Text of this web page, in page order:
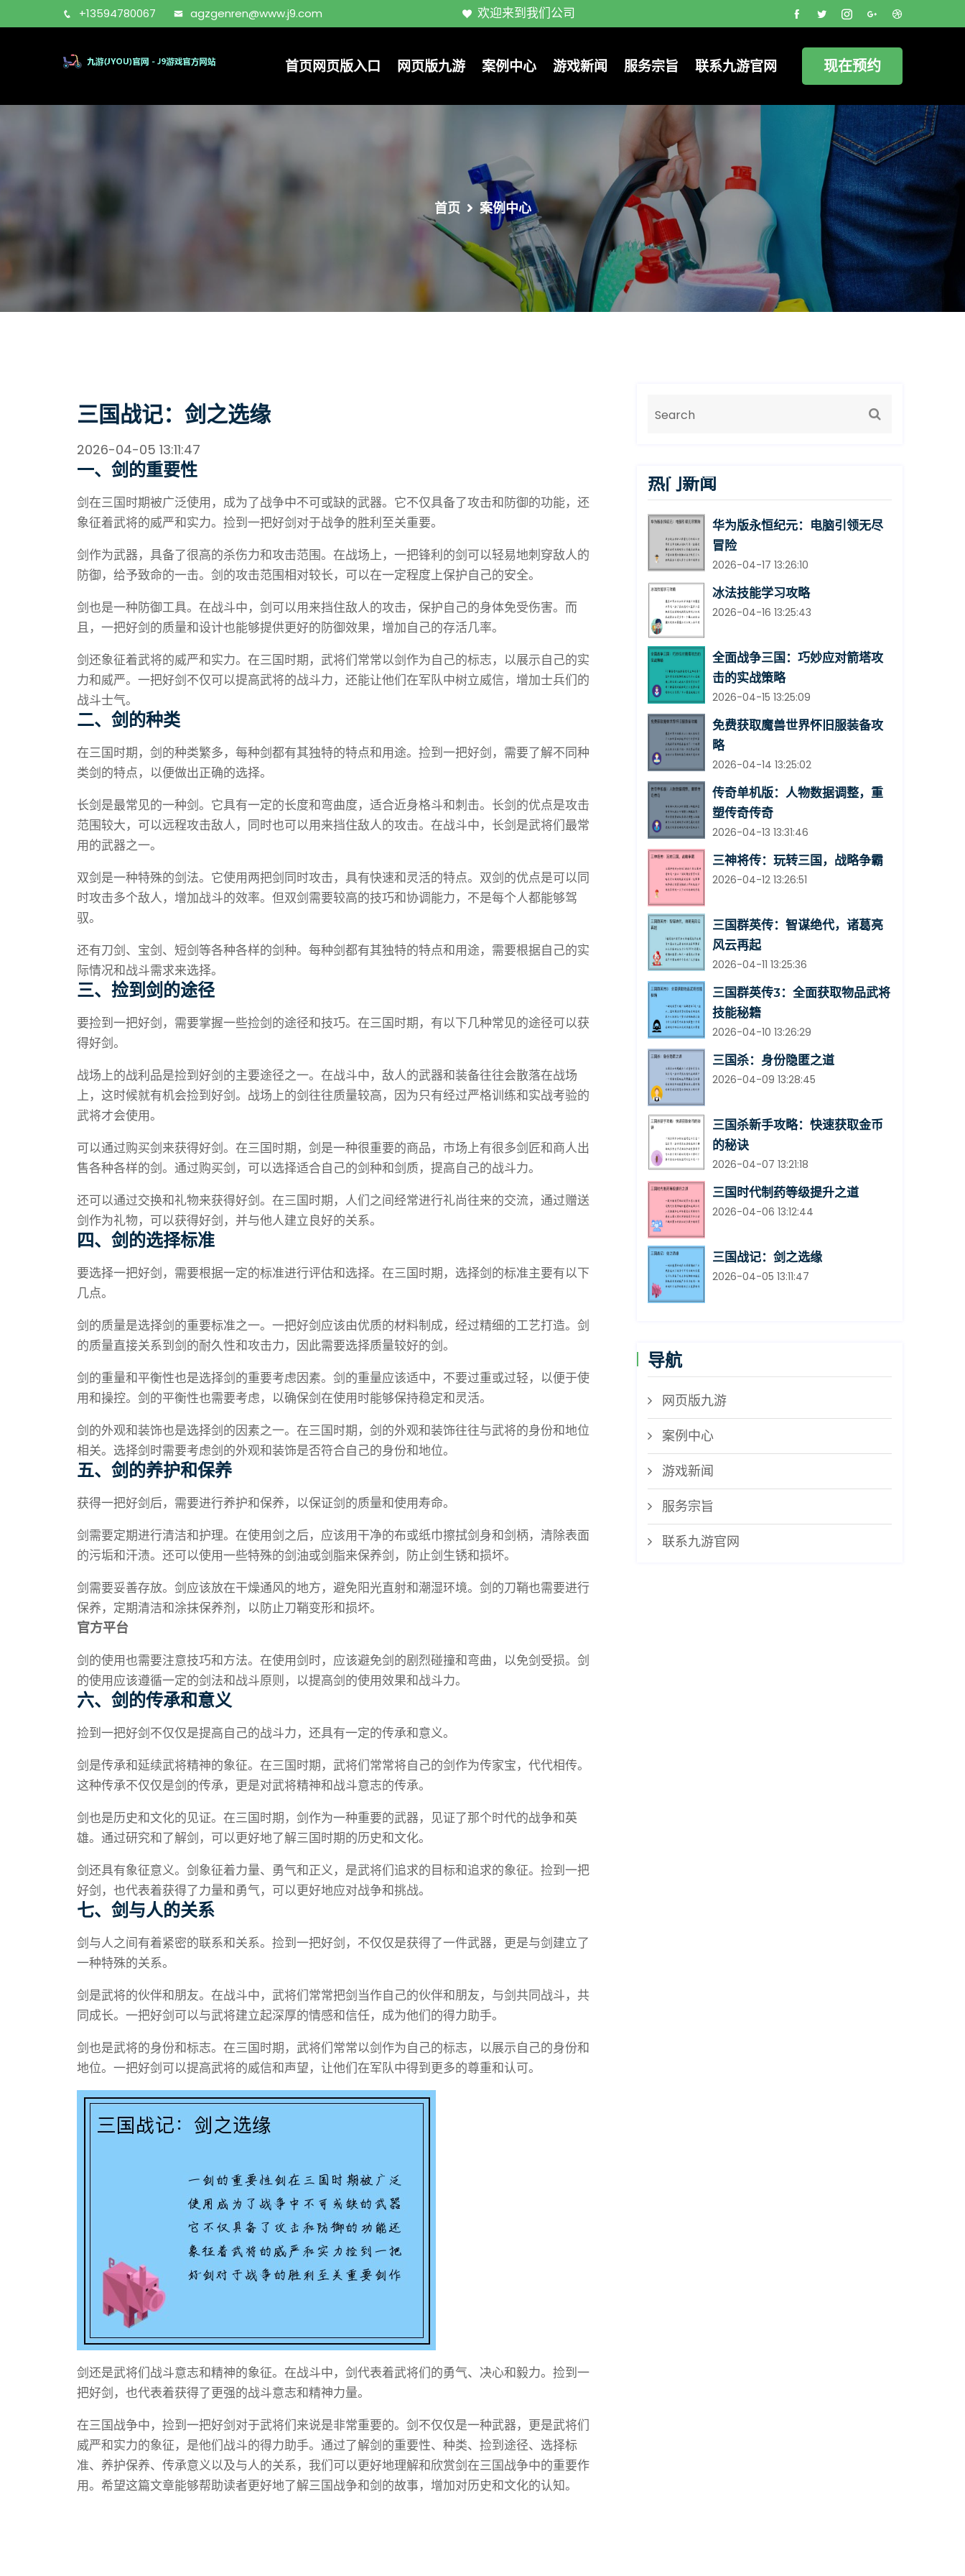
+13594780067 agzgenren@www.j9.com 欢迎来到我们公司
首页网页版入口 网页版九游 案例中心 游戏新闻 服务宗旨 联系九游官网 现在预约
首页 案例中心
三国战记：剑之选缘
2026-04-05 13:11:47
一、剑的重要性
剑在三国时期被广泛使用，成为了战争中不可或缺的武器。它不仅具备了攻击和防御的功能，还
象征着武将的威严和实力。捡到一把好剑对于战争的胜利至关重要。
剑作为武器，具备了很高的杀伤力和攻击范围。在战场上，一把锋利的剑可以轻易地刺穿敌人的
防御，给予致命的一击。剑的攻击范围相对较长，可以在一定程度上保护自己的安全。
剑也是一种防御工具。在战斗中，剑可以用来挡住敌人的攻击，保护自己的身体免受伤害。而
且，一把好剑的质量和设计也能够提供更好的防御效果，增加自己的存活几率。
剑还象征着武将的威严和实力。在三国时期，武将们常常以剑作为自己的标志，以展示自己的实
力和威严。一把好剑不仅可以提高武将的战斗力，还能让他们在军队中树立威信，增加士兵们的
战斗士气。
二、剑的种类
在三国时期，剑的种类繁多，每种剑都有其独特的特点和用途。捡到一把好剑，需要了解不同种
类剑的特点，以便做出正确的选择。
长剑是最常见的一种剑。它具有一定的长度和弯曲度，适合近身格斗和刺击。长剑的优点是攻击
范围较大，可以远程攻击敌人，同时也可以用来挡住敌人的攻击。在战斗中，长剑是武将们最常
用的武器之一。
双剑是一种特殊的剑法。它使用两把剑同时攻击，具有快速和灵活的特点。双剑的优点是可以同
时攻击多个敌人，增加战斗的效率。但双剑需要较高的技巧和协调能力，不是每个人都能够驾
驭。
还有刀剑、宝剑、短剑等各种各样的剑种。每种剑都有其独特的特点和用途，需要根据自己的实
际情况和战斗需求来选择。
三、捡到剑的途径
要捡到一把好剑，需要掌握一些捡剑的途径和技巧。在三国时期，有以下几种常见的途径可以获
得好剑。
战场上的战利品是捡到好剑的主要途径之一。在战斗中，敌人的武器和装备往往会散落在战场
上，这时候就有机会捡到好剑。战场上的剑往往质量较高，因为只有经过严格训练和实战考验的
武将才会使用。
可以通过购买剑来获得好剑。在三国时期，剑是一种很重要的商品，市场上有很多剑匠和商人出
售各种各样的剑。通过购买剑，可以选择适合自己的剑种和剑质，提高自己的战斗力。
还可以通过交换和礼物来获得好剑。在三国时期，人们之间经常进行礼尚往来的交流，通过赠送
剑作为礼物，可以获得好剑，并与他人建立良好的关系。
四、剑的选择标准
要选择一把好剑，需要根据一定的标准进行评估和选择。在三国时期，选择剑的标准主要有以下
几点。
剑的质量是选择剑的重要标准之一。一把好剑应该由优质的材料制成，经过精细的工艺打造。剑
的质量直接关系到剑的耐久性和攻击力，因此需要选择质量较好的剑。
剑的重量和平衡性也是选择剑的重要考虑因素。剑的重量应该适中，不要过重或过轻，以便于使
用和操控。剑的平衡性也需要考虑，以确保剑在使用时能够保持稳定和灵活。
剑的外观和装饰也是选择剑的因素之一。在三国时期，剑的外观和装饰往往与武将的身份和地位
相关。选择剑时需要考虑剑的外观和装饰是否符合自己的身份和地位。
五、剑的养护和保养
获得一把好剑后，需要进行养护和保养，以保证剑的质量和使用寿命。
剑需要定期进行清洁和护理。在使用剑之后，应该用干净的布或纸巾擦拭剑身和剑柄，清除表面
的污垢和汗渍。还可以使用一些特殊的剑油或剑脂来保养剑，防止剑生锈和损坏。
剑需要妥善存放。剑应该放在干燥通风的地方，避免阳光直射和潮湿环境。剑的刀鞘也需要进行
保养，定期清洁和涂抹保养剂，以防止刀鞘变形和损坏。
官方平台
剑的使用也需要注意技巧和方法。在使用剑时，应该避免剑的剧烈碰撞和弯曲，以免剑受损。剑
的使用应该遵循一定的剑法和战斗原则，以提高剑的使用效果和战斗力。
六、剑的传承和意义
捡到一把好剑不仅仅是提高自己的战斗力，还具有一定的传承和意义。
剑是传承和延续武将精神的象征。在三国时期，武将们常常将自己的剑作为传家宝，代代相传。
这种传承不仅仅是剑的传承，更是对武将精神和战斗意志的传承。
剑也是历史和文化的见证。在三国时期，剑作为一种重要的武器，见证了那个时代的战争和英
雄。通过研究和了解剑，可以更好地了解三国时期的历史和文化。
剑还具有象征意义。剑象征着力量、勇气和正义，是武将们追求的目标和追求的象征。捡到一把
好剑，也代表着获得了力量和勇气，可以更好地应对战争和挑战。
七、剑与人的关系
剑与人之间有着紧密的联系和关系。捡到一把好剑，不仅仅是获得了一件武器，更是与剑建立了
一种特殊的关系。
剑是武将的伙伴和朋友。在战斗中，武将们常常把剑当作自己的伙伴和朋友，与剑共同战斗，共
同成长。一把好剑可以与武将建立起深厚的情感和信任，成为他们的得力助手。
剑也是武将的身份和标志。在三国时期，武将们常常以剑作为自己的标志，以展示自己的身份和
地位。一把好剑可以提高武将的威信和声望，让他们在军队中得到更多的尊重和认可。
剑还是武将们战斗意志和精神的象征。在战斗中，剑代表着武将们的勇气、决心和毅力。捡到一
把好剑，也代表着获得了更强的战斗意志和精神力量。
在三国战争中，捡到一把好剑对于武将们来说是非常重要的。剑不仅仅是一种武器，更是武将们
威严和实力的象征，是他们战斗的得力助手。通过了解剑的重要性、种类、捡到途径、选择标
准、养护保养、传承意义以及与人的关系，我们可以更好地理解和欣赏剑在三国战争中的重要作
用。希望这篇文章能够帮助读者更好地了解三国战争和剑的故事，增加对历史和文化的认知。
热门新闻
华为版永恒纪元：电脑引领无尽
冒险
2026-04-17 13:26:10
冰法技能学习攻略
2026-04-16 13:25:43
全面战争三国：巧妙应对箭塔攻
击的实战策略
2026-04-15 13:25:09
免费获取魔兽世界怀旧服装备攻
略
2026-04-14 13:25:02
传奇单机版：人物数据调整，重
塑传奇传奇
2026-04-13 13:31:46
三神将传：玩转三国，战略争霸
2026-04-12 13:26:51
三国群英传：智谋绝代，诸葛亮
风云再起
2026-04-11 13:25:36
三国群英传3：全面获取物品武将
技能秘籍
2026-04-10 13:26:29
三国杀：身份隐匿之道
2026-04-09 13:28:45
三国杀新手攻略：快速获取金币
的秘诀
2026-04-07 13:21:18
三国时代制药等级提升之道
2026-04-06 13:12:44
三国战记：剑之选缘
2026-04-05 13:11:47
导航
网页版九游
案例中心
游戏新闻
服务宗旨
联系九游官网